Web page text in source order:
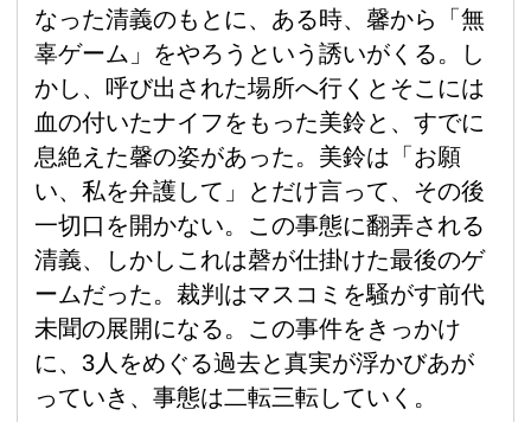
なった清義のもとに、ある時、馨から「無
辜ゲーム」をやろうという誘いがくる。し
かし、呼び出された場所へ行くとそこには
血の付いたナイフをもった美鈴と、すでに
息絶えた馨の姿があった。美鈴は「お願
い、私を弁護して」とだけ言って、その後
一切口を開かない。この事態に翻弄される
清義、しかしこれは磬が仕掛けた最後のゲ
ームだった。裁判はマスコミを騒がす前代
未聞の展開になる。この事件をきっかけ
に、3人をめぐる過去と真実が浮かびあが
っていき、事態は二転三転していく。